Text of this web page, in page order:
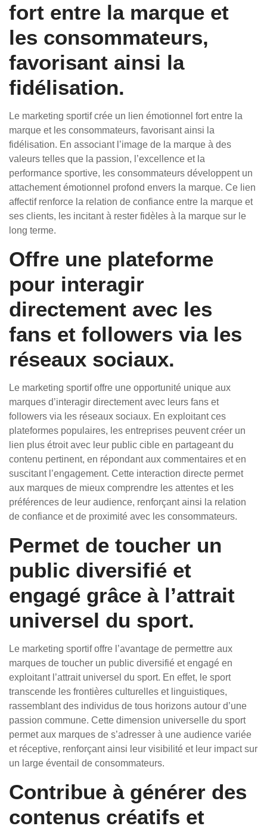
fort entre la marque et
les consommateurs,
favorisant ainsi la
fidélisation.
Le marketing sportif crée un lien émotionnel fort entre la
marque et les consommateurs, favorisant ainsi la
fidélisation. En associant l’image de la marque à des
valeurs telles que la passion, l’excellence et la
performance sportive, les consommateurs développent un
attachement émotionnel profond envers la marque. Ce lien
affectif renforce la relation de confiance entre la marque et
ses clients, les incitant à rester fidèles à la marque sur le
long terme.
Offre une plateforme
pour interagir
directement avec les
fans et followers via les
réseaux sociaux.
Le marketing sportif offre une opportunité unique aux
marques d’interagir directement avec leurs fans et
followers via les réseaux sociaux. En exploitant ces
plateformes populaires, les entreprises peuvent créer un
lien plus étroit avec leur public cible en partageant du
contenu pertinent, en répondant aux commentaires et en
suscitant l’engagement. Cette interaction directe permet
aux marques de mieux comprendre les attentes et les
préférences de leur audience, renforçant ainsi la relation
de confiance et de proximité avec les consommateurs.
Permet de toucher un
public diversifié et
engagé grâce à l’attrait
universel du sport.
Le marketing sportif offre l’avantage de permettre aux
marques de toucher un public diversifié et engagé en
exploitant l’attrait universel du sport. En effet, le sport
transcende les frontières culturelles et linguistiques,
rassemblant des individus de tous horizons autour d’une
passion commune. Cette dimension universelle du sport
permet aux marques de s’adresser à une audience variée
et réceptive, renforçant ainsi leur visibilité et leur impact sur
un large éventail de consommateurs.
Contribue à générer des
contenus créatifs et